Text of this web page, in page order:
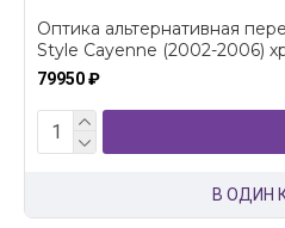
Оптика альтернативная
Style Cayenne (2002-2006)
79950 ₽
В ОДИН